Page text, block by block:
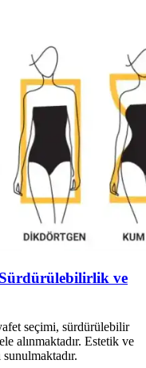
ve
seçimi, sürdürülebilir
alınmaktadır. Estetik ve